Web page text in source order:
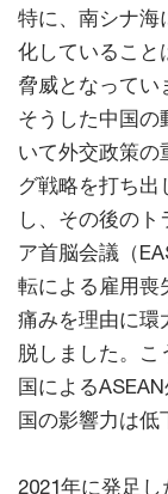
特に、南シナ海
化していること
脅威となってい
そうした中国の
いて外交政策の
グ戦略を打ち
し、その後の
ア首脳会議（
転による雇用喪
痛みを理由に環
脱しました。こ
国による
国の影響力は低
2021年に発足